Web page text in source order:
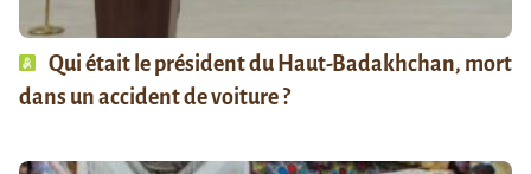
Qui était le président du Haut-Badakhchan, mort
dans un accident de voiture ?